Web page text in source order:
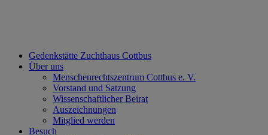
Gedenkstätte Zuchthaus Cottbus
Über uns
Menschenrechtszentrum Cottbus e. V.
Vorstand und Satzung
Wissenschaftlicher Beirat
Auszeichnungen
Mitglied werden
Besuch